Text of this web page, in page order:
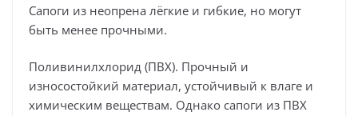
Сапоги из неопрена лёгкие и гибкие, но могут
быть менее прочными.
Поливинилхлорид (ПВХ). Прочный и
износостойкий материал, устойчивый к влаге и
химическим веществам. Однако сапоги из ПВХ